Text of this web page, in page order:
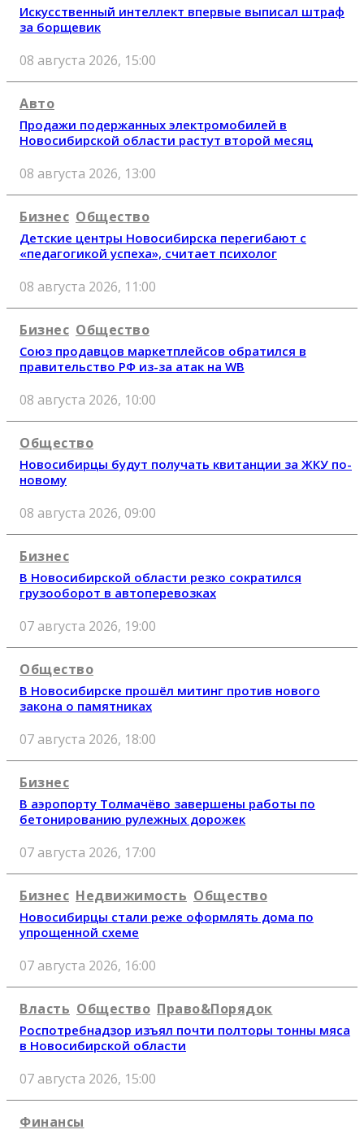
Искусственный интеллект впервые выписал штраф
за борщевик
08 августа 2026, 15:00
Авто
Продажи подержанных электромобилей в
Новосибирской области растут второй месяц
08 августа 2026, 13:00
Бизнес Общество
Детские центры Новосибирска перегибают с
«педагогикой успеха», считает психолог
08 августа 2026, 11:00
Бизнес Общество
Союз продавцов маркетплейсов обратился в
правительство РФ из-за атак на WB
08 августа 2026, 10:00
Общество
Новосибирцы будут получать квитанции за ЖКУ по-
новому
08 августа 2026, 09:00
Бизнес
В Новосибирской области резко сократился
грузооборот в автоперевозках
07 августа 2026, 19:00
Общество
В Новосибирске прошёл митинг против нового
закона о памятниках
07 августа 2026, 18:00
Бизнес
В аэропорту Толмачёво завершены работы по
бетонированию рулежных дорожек
07 августа 2026, 17:00
Бизнес Недвижимость Общество
Новосибирцы стали реже оформлять дома по
упрощенной схеме
07 августа 2026, 16:00
Власть Общество Право&Порядок
Роспотребнадзор изъял почти полторы тонны мяса
в Новосибирской области
07 августа 2026, 15:00
Финансы